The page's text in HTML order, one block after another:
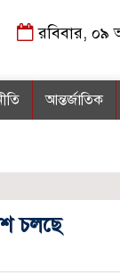
রবিবার, ০৯
আন্তর্জাতিক
চলছে